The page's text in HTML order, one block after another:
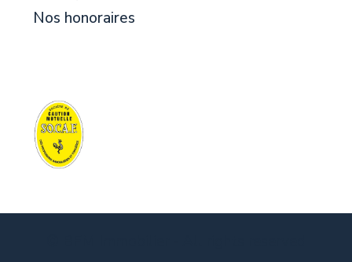
Nos honoraires